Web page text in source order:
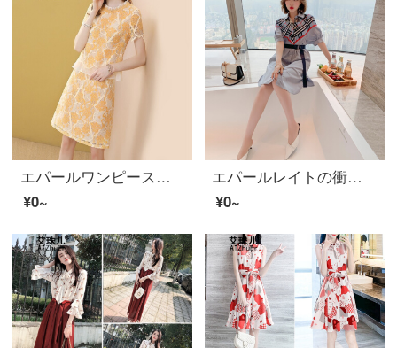
エパールワンピース女性の黄色のレースの気质の淑女セイントスカート2020年の新しいファッションの减齢期の2つのセットの黄色L
¥0~
エパールレイトの衝撃色プリントのストラップを腰に細く見える通勤シャツワンピス女装2020夏新作商品画像色M
¥0~